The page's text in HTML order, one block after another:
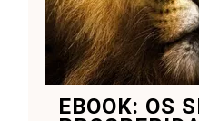
EBOOK: OS